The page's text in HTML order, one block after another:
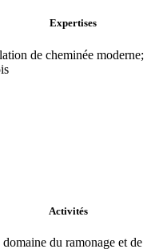
Expertises
de cheminée moderne;
Activités
du ramonage et de